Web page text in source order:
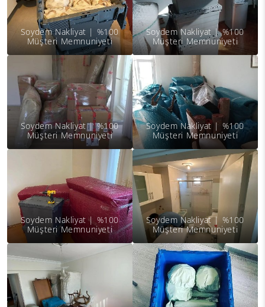
Soydem Nakliyat | %100
Müşteri Memnuniyeti
Soydem Nakliyat | %100
Müşteri Memnuniyeti
Soydem Nakliyat | %100
Müşteri Memnuniyeti
Soydem Nakliyat | %100
Müşteri Memnuniyeti
Soydem Nakliyat | %100
Müşteri Memnuniyeti
Soydem Nakliyat | %100
Müşteri Memnuniyeti